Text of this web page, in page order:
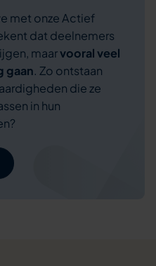
met onze Actief
dat deelnemers
maarvooral veel
gaan. Zo ontstaan
die ze
in hun